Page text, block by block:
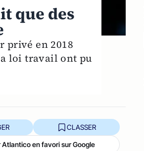
que des
privé en 2018
loi travail ont pu
CLASSER
Atlantico en favori sur Google